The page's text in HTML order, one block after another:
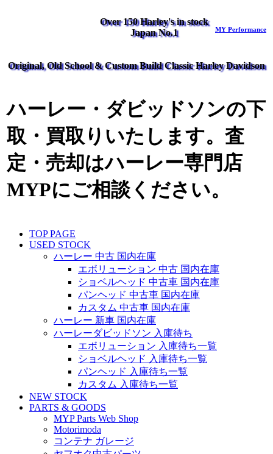
Over 150 Harley's in stock
Japan No.1
MY Performance
Original, Old School & Custom Build Classic Harley Davidson
ハーレー・ダビッドソンの下
取・買取りいたします。査
定・売却はハーレー専門店
MYPにご相談ください。
TOP PAGE
USED STOCK
ハーレー 中古 国内在庫
エボリューション 中古 国内在庫
ショベルヘッド 中古車 国内在庫
パンヘッド 中古車 国内在庫
カスタム 中古車 国内在庫
ハーレー 新車 国内在庫
ハーレーダビッドソン 入庫待ち
エボリューション 入庫待ち一覧
ショベルヘッド 入庫待ち一覧
パンヘッド 入庫待ち一覧
カスタム 入庫待ち一覧
NEW STOCK
PARTS & GOODS
MYP Parts Web Shop
Motorimoda
コンテナ ガレージ